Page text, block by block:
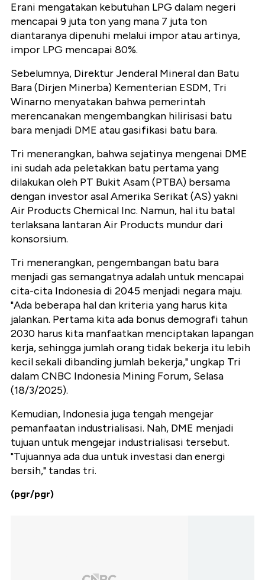
Erani mengatakan kebutuhan LPG dalam negeri
mencapai 9 juta ton yang mana 7 juta ton
diantaranya dipenuhi melalui impor atau artinya,
impor LPG mencapai 80%.
Sebelumnya, Direktur Jenderal Mineral dan Batu
Bara (Dirjen Minerba) Kementerian ESDM, Tri
Winarno menyatakan bahwa pemerintah
merencanakan mengembangkan hilirisasi batu
bara menjadi DME atau gasifikasi batu bara.
Tri menerangkan, bahwa sejatinya mengenai DME
ini sudah ada peletakkan batu pertama yang
dilakukan oleh PT Bukit Asam (PTBA) bersama
dengan investor asal Amerika Serikat (AS) yakni
Air Products Chemical Inc. Namun, hal itu batal
terlaksana lantaran Air Products mundur dari
konsorsium.
Tri menerangkan, pengembangan batu bara
menjadi gas semangatnya adalah untuk mencapai
cita-cita Indonesia di 2045 menjadi negara maju.
"Ada beberapa hal dan kriteria yang harus kita
jalankan. Pertama kita ada bonus demografi tahun
2030 harus kita manfaatkan menciptakan lapangan
kerja, sehingga jumlah orang tidak bekerja itu lebih
kecil sekali dibanding jumlah bekerja," ungkap Tri
dalam CNBC Indonesia Mining Forum, Selasa
(18/3/2025).
Kemudian, Indonesia juga tengah mengejar
pemanfaatan industrialisasi. Nah, DME menjadi
tujuan untuk mengejar industrialisasi tersebut.
"Tujuannya ada dua untuk investasi dan energi
bersih," tandas tri.
(pgr/pgr)